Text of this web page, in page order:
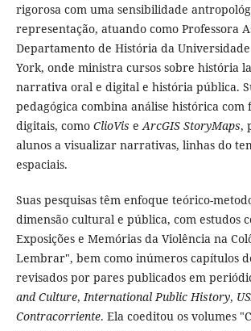
rigorosa com uma sensibilidade
representação, atuando como Professora
Departamento de História da
York, onde ministra cursos sobre história
narrativa oral e digital e história pública.
pedagógica combina análise histórica com
digitais, como ClioVis e ArcGIS StoryMaps,
alunos a visualizar narrativas, linhas do
espaciais.
Suas pesquisas têm enfoque teórico-
dimensão cultural e pública, com estudos
Exposições e Memórias da Violência na
Lembrar", bem como inúmeros capítulos
revisados ​​por pares publicados em
and Culture, International Public History,
Contracorriente. Ela coeditou os volumes